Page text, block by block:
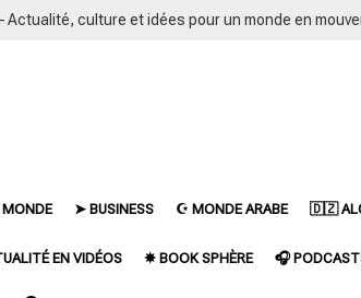
Actualité, culture et idées pour un monde en
➤ BUSINESS ☪ MONDE ARABE 🇩🇿
EN VIDÉOS ✵ BOOK SPHÈRE 🎧